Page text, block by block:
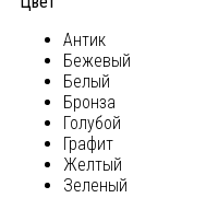
Антик
Бежевый
Белый
Бронза
Голубой
Графит
Желтый
Зеленый